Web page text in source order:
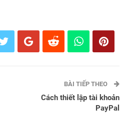
BÀI TIẾP THEO
Cách thiết lập tài khoản
PayPal